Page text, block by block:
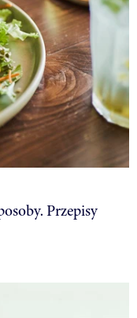
Przepisy